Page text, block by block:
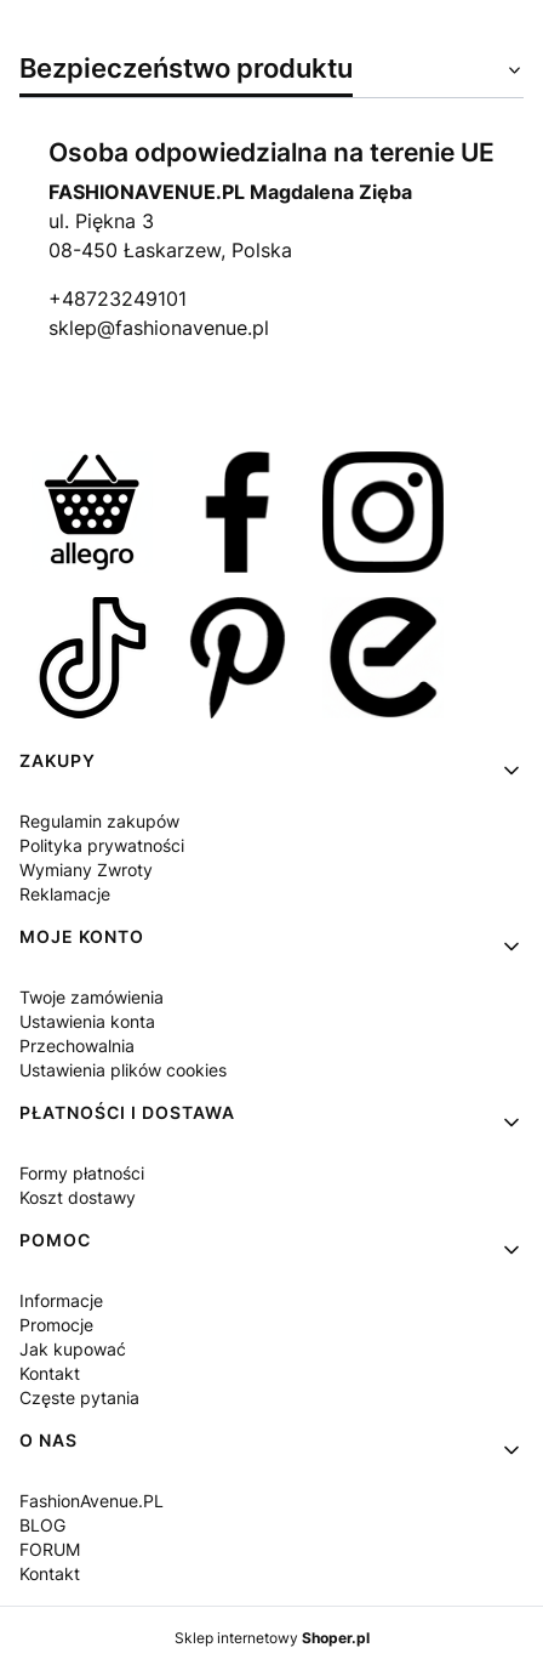
Bezpieczeństwo produktu
Osoba odpowiedzialna na terenie UE
FASHIONAVENUE.PL Magdalena Zięba
ul. Piękna 3
08-450 Łaskarzew, Polska
+48723249101
sklep@fashionavenue.pl
Linki w stopce
ZAKUPY
Regulamin zakupów
Polityka prywatności
Wymiany Zwroty
Reklamacje
MOJE KONTO
Twoje zamówienia
Ustawienia konta
Przechowalnia
Ustawienia plików cookies
PŁATNOŚCI I DOSTAWA
Formy płatności
Koszt dostawy
POMOC
Informacje
Promocje
Jak kupować
Kontakt
Częste pytania
O NAS
FashionAvenue.PL
BLOG
FORUM
Kontakt
Sklep internetowy Shoper.pl